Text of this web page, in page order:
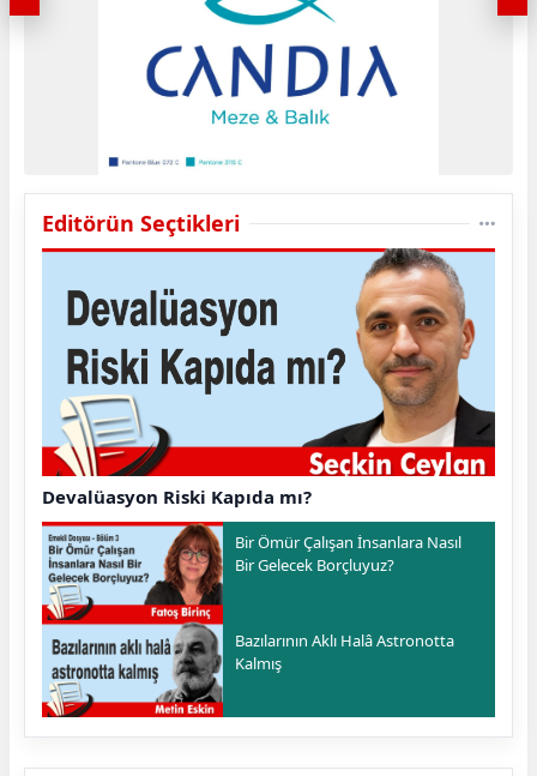
Editörün Seçtikleri
Devalüasyon Riski Kapıda mı?
Bir Ömür Çalışan İnsanlara Nasıl
Bir Gelecek Borçluyuz?
Bazılarının Aklı Halâ Astronotta
Kalmış